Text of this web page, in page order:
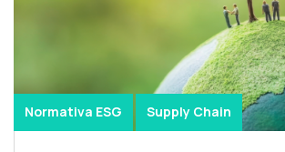
Normativa ESG Supply Chain